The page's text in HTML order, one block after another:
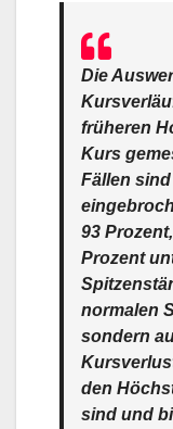
Die
früheren
Kurs
Fällen
93
Prozent
normalen
sondern
den
sind und